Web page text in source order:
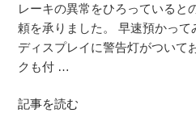
レーキの異常をひろっていると
頼を承りました。 早速預かっ
ディスプレイに警告灯がついて
クも付 …
記事を読む